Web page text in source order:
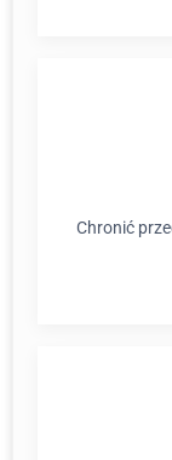
Chronić